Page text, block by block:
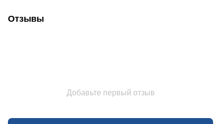
Отзывы
Добавьте первый отзыв